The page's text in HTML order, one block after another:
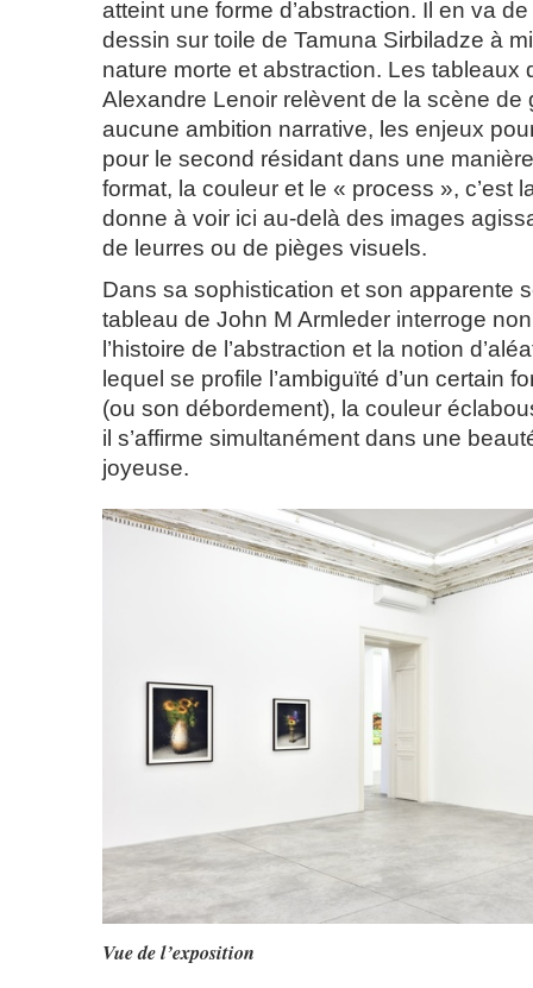
atteint une forme d’abstraction. Il en va
dessin sur toile de Tamuna Sirbiladze à
nature morte et abstraction. Les tableaux
Alexandre Lenoir relèvent de la scène de
aucune ambition narrative, les enjeux
pour le second résidant dans une
format, la couleur et le « process », c’est
donne à voir ici au-delà des images
de leurres ou de pièges visuels.
Dans sa sophistication et son apparente
tableau de John M Armleder interroge
l’histoire de l’abstraction et la notion
lequel se profile l’ambiguïté d’un certain
(ou son débordement), la couleur
il s’affirme simultanément dans une
joyeuse.
Vue de l’exposition